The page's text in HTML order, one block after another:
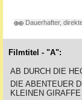
Dauerhafter,
Filmtitel - "A":
AB DURCH DIE
DIE ABENTEUER
KLEINEN